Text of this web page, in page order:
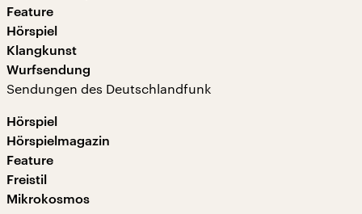
Feature
Hörspiel
Klangkunst
Wurfsendung
Sendungen des Deutschlandfunk
Hörspiel
Hörspielmagazin
Feature
Freistil
Mikrokosmos